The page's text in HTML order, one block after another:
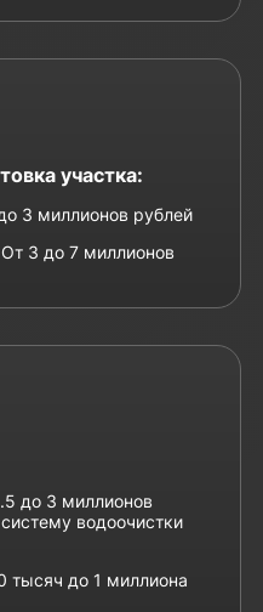
участка:
3 миллионов рублей
От 3 до 7 миллионов
до 3 миллионов
водоочистки
тысяч до 1 миллиона